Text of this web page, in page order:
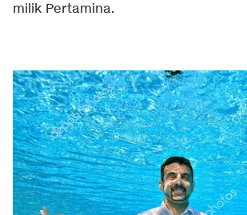
milik Pertamina.